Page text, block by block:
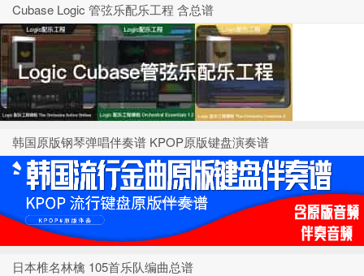
Cubase Logic 管弦乐配乐工程 含总谱
韩国原版钢琴弹唱伴奏谱 KPOP原版键盘演奏谱
日本椎名林檎 105首乐队编曲总谱